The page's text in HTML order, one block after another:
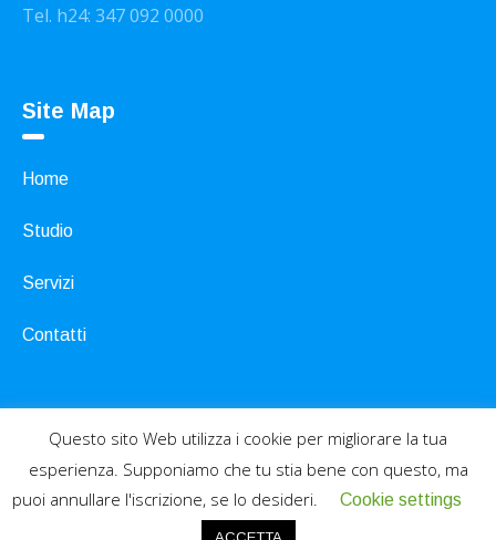
Tel. h24: 347 092 0000
Site Map
Home
Studio
Servizi
Contatti
Development SoftPc.it - Dr. Castellaneta © 2019 / All
Rights Reserved
Questo sito Web utilizza i cookie per migliorare la tua
esperienza. Supponiamo che tu stia bene con questo, ma
puoi annullare l'iscrizione, se lo desideri.
Cookie settings